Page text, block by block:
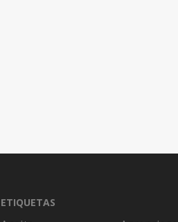
ETIQUETAS